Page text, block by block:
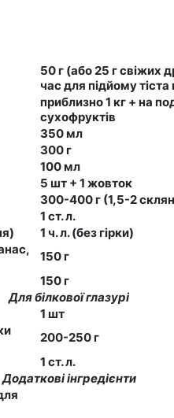
Інциденти
Туризм
Погода
Регіони
Статті
Думки
Вакансії
50 г (або 25 г свіжих
час для підйому
приблизно 1 кг + на
сухофруктів
350 мл
300 г
100 мл
5 шт + 1 жовток
300-400 г (1,5-2
1 ст. л.
1 ч. л. (без гірки)
150 г
150 г
Для білкової глазурі
1 шт
200-250 г
1 ст. л.
Додаткові інгредієнти